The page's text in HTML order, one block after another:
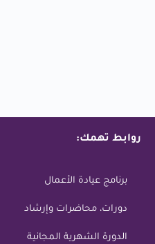
روابط تهمك:
برنامج عيادة الأعمال
دورات، محاضرات وإرشاد
الدورة الشهرية المجانية